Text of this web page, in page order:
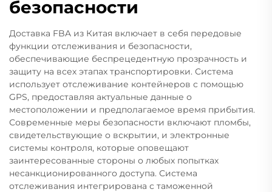
безопасности
Доставка FBA из Китая включает в себя передовые
функции отслеживания и безопасности,
обеспечивающие беспрецедентную прозрачность и
защиту на всех этапах транспортировки. Система
использует отслеживание контейнеров с помощью
GPS, предоставляя актуальные данные о
местоположении и предполагаемое время прибытия.
Современные меры безопасности включают пломбы,
свидетельствующие о вскрытии, и электронные
системы контроля, которые оповещают
заинтересованные стороны о любых попытках
несанкционированного доступа. Система
отслеживания интегрирована с таможенной